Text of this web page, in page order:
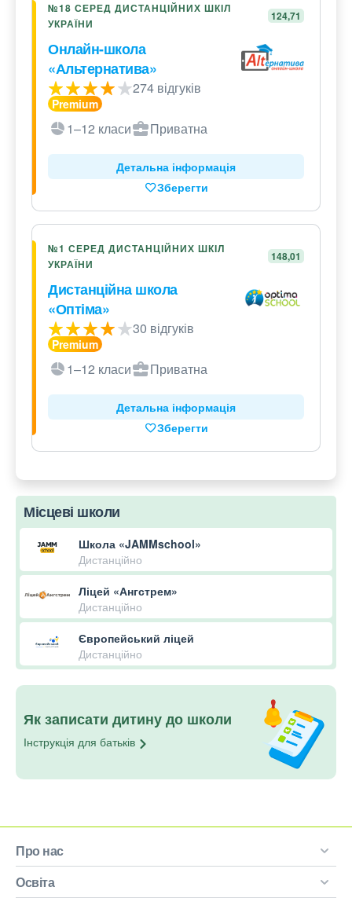
№18 СЕРЕД ДИСТАНЦІЙНИХ ШКІЛ
УКРАЇНИ
124,71
Онлайн-школа
«Альтернатива»
274 відгуків
1–12 класи Приватна
Детальна інформація
Зберегти
№1 СЕРЕД ДИСТАНЦІЙНИХ ШКІЛ
УКРАЇНИ
148,01
Дистанційна школа
«Оптіма»
30 відгуків
1–12 класи Приватна
Детальна інформація
Зберегти
Місцеві школи
Школа «JAMMschool»
Дистанційно
Ліцей «Ангстрем»
Дистанційно
Європейський ліцей
Дистанційно
Як записати дитину до школи
Інструкція для батьків
Про нас
Освіта